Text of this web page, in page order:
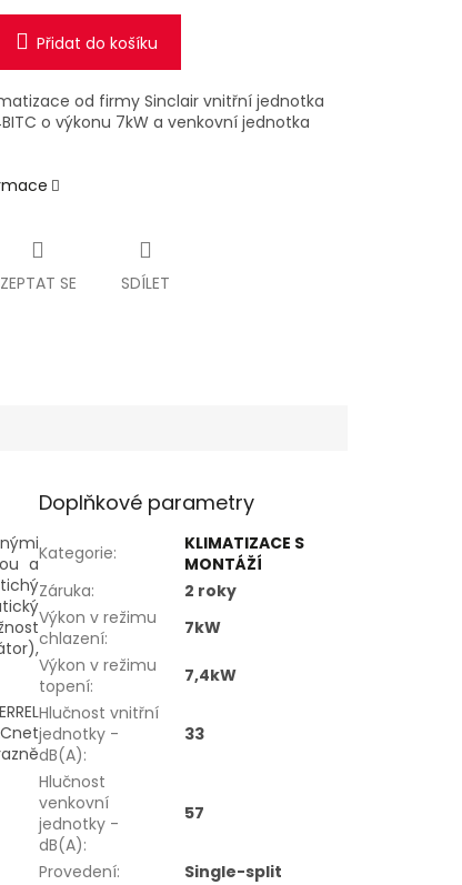
Přidat do košíku
od firmy Sinclair vnitřní jednotka
o výkonu 7kW a venkovní jednotka
ZEPTAT SE SDÍLET
a
Doplňkové parametry
Kategorie:
KLIMATIZACE S
MONTÁŽÍ
Záruka:
2 roky
Výkon v režimu
chlazení:
7kW
Výkon v režimu
topení:
7,4kW
Hlučnost vnitřní
jednotky -
dB(A):
33
Hlučnost
venkovní
jednotky -
dB(A):
57
Provedení:
Single-split